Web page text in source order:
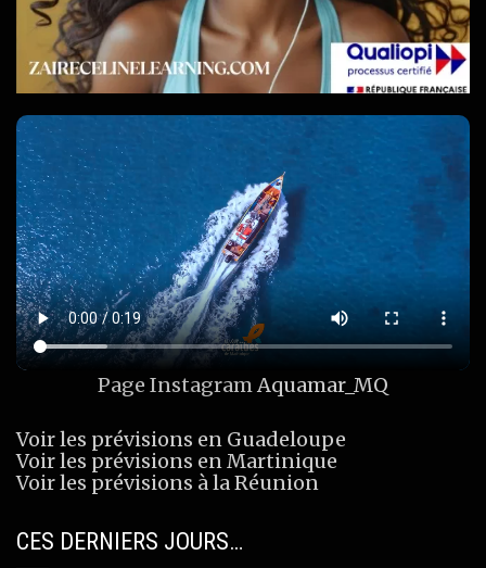
Page InstagramAquamar_MQ
Voir les prévisions en Guadeloupe
Voir les prévisions en Martinique
Voir les prévisions à la Réunion
CES DERNIERS JOURS…